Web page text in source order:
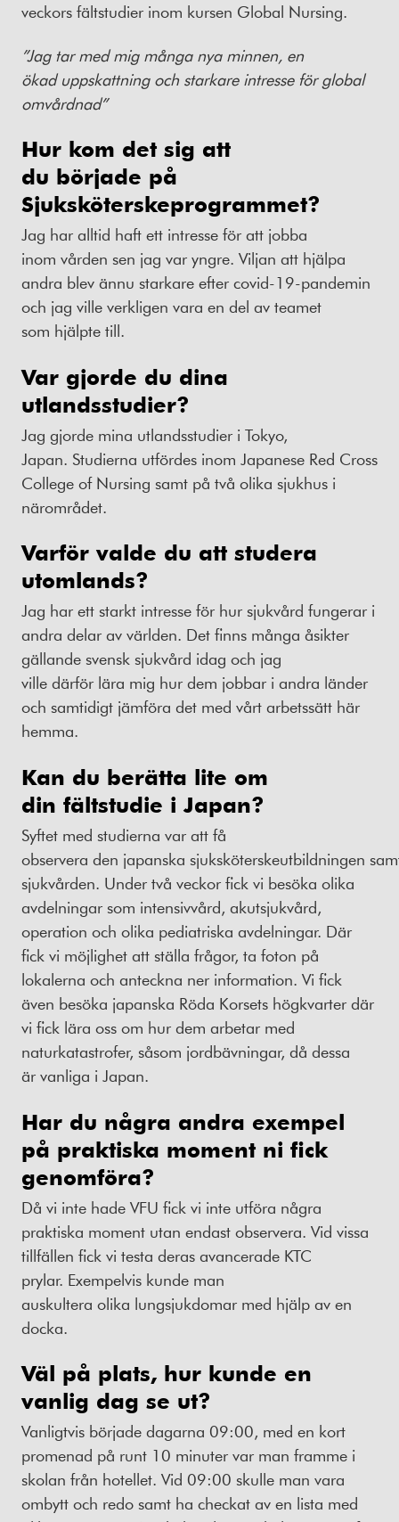
veckors fältstudier inom kursen Global Nursing.
”Jag tar med mig många nya minnen, en
ökad uppskattning och starkare intresse för global
omvårdnad”
Hur kom det sig att
du började på
Sjuksköterskeprogrammet?
Jag har alltid haft ett intresse för att jobba
inom vården sen jag var yngre. Viljan att hjälpa
andra blev ännu starkare efter covid-19-pandemin
och jag ville verkligen vara en del av teamet
som hjälpte till.
Var gjorde du dina
utlandsstudier?
Jag gjorde mina utlandsstudier i Tokyo,
Japan. Studierna utfördes inom Japanese Red Cross
College of Nursing samt på två olika sjukhus i
närområdet.
Varför valde du att studera
utomlands?
Jag har ett starkt intresse för hur sjukvård fungerar i
andra delar av världen. Det finns många åsikter
gällande svensk sjukvård idag och jag
ville därför lära mig hur dem jobbar i andra länder
och samtidigt jämföra det med vårt arbetssätt här
hemma.
Kan du berätta lite om
din fältstudie i Japan?
Syftet med studierna var att få
observera den japanska sjuksköterskeutbildningen
sjukvården. Under två veckor fick vi besöka olika
avdelningar som intensivvård, akutsjukvård,
operation och olika pediatriska avdelningar. Där
fick vi möjlighet att ställa frågor, ta foton på
lokalerna och anteckna ner information. Vi fick
även besöka japanska Röda Korsets högkvarter där
vi fick lära oss om hur dem arbetar med
naturkatastrofer, såsom jordbävningar, då dessa
är vanliga i Japan.
Har du några andra exempel
på praktiska moment ni fick
genomföra?
Då vi inte hade VFU fick vi inte utföra några
praktiska moment utan endast observera. Vid vissa
tillfällen fick vi testa deras avancerade KTC
prylar. Exempelvis kunde man
auskultera olika lungsjukdomar med hjälp av en
docka.
Väl på plats, hur kunde en
vanlig dag se ut?
Vanligtvis började dagarna 09:00, med en kort
promenad på runt 10 minuter var man framme i
skolan från hotellet. Vid 09:00 skulle man vara
ombytt och redo samt ha checkat av en lista med